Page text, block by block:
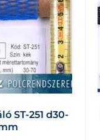
ST-251 d30-